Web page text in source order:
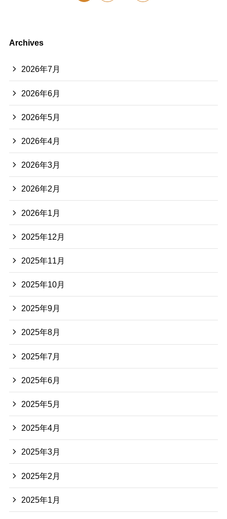
Archives
2026年7月
2026年6月
2026年5月
2026年4月
2026年3月
2026年2月
2026年1月
2025年12月
2025年11月
2025年10月
2025年9月
2025年8月
2025年7月
2025年6月
2025年5月
2025年4月
2025年3月
2025年2月
2025年1月